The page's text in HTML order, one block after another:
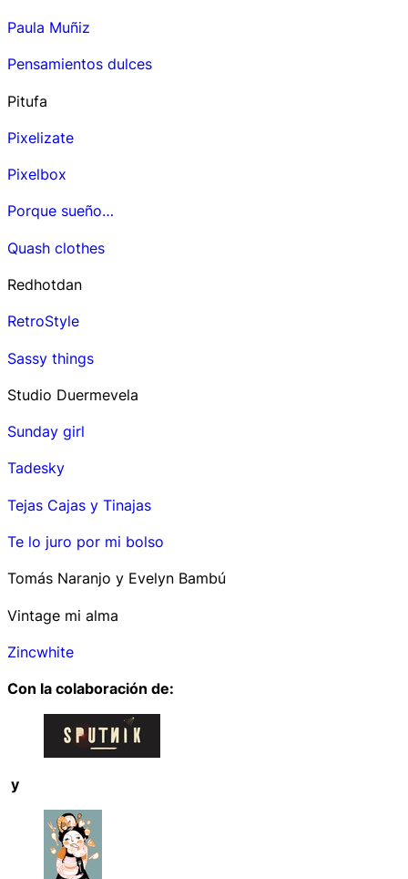
Paula Muñiz
Pensamientos dulces
Pitufa
Pixelizate
Pixelbox
Porque sueño…
Quash clothes
Redhotdan
RetroStyle
Sassy things
Studio Duermevela
Sunday girl
Tadesky
Tejas Cajas y Tinajas
Te lo juro por mi bolso
Tomás Naranjo y Evelyn Bambú
Vintage mi alma
Zincwhite
Con la colaboración de:
y